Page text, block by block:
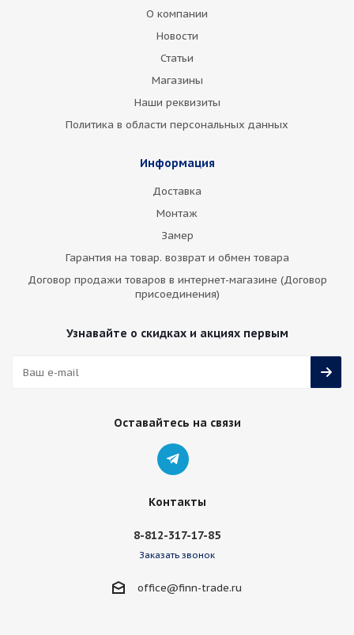
О компании
Новости
Статьи
Магазины
Наши реквизиты
Политика в области персональных данных
Информация
Доставка
Монтаж
Замер
Гарантия на товар. возврат и обмен товара
Договор продажи товаров в интернет-магазине (Договор
присоединения)
Узнавайте о скидках и акциях первым
Оставайтесь на связи
Контакты
8-812-317-17-85
Заказать звонок
office@finn-trade.ru